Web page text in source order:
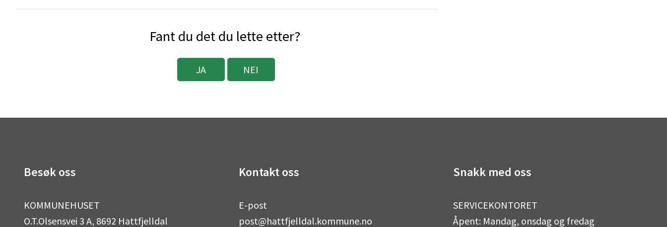
Fant du det du lette etter?
JA NEI
Besøk oss
KOMMUNEHUSET
O.T.Olsensvei 3 A, 8692 Hattfjelldal
Kontakt oss
E-post
post@hattfjelldal.kommune.no
Snakk med oss
SERVICEKONTORET
Åpent: Mandag, onsdag og fredag